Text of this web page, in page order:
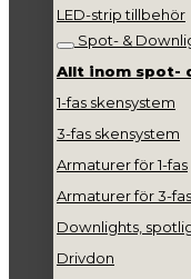
LED-strip tillbehör
Spot- &
Allt inom spot-
1-fas skensystem
3-fas skensystem
Armaturer för 1-fas
Armaturer för 3-fas
Downlights,
Drivdon